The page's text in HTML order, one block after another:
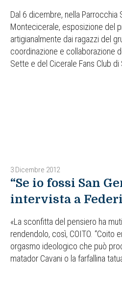
Dal 6 dicembre, nella Parrocchia
Montecicerale, esposizione del
artigianalmente dai ragazzi del
coordinazione e collaborazione
Sette e del Cicerale Fans Club di
3 Dicembre 2012
“Se io fossi San
intervista a
«La sconfitta del pensiero ha
rendendolo, così, COITO. “Coito
orgasmo ideologico che può
matador Cavani o la farfallina